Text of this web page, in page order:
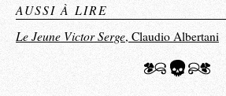
AUSSI À LIRE
Le Jeune Victor Serge, Claudio Albertani